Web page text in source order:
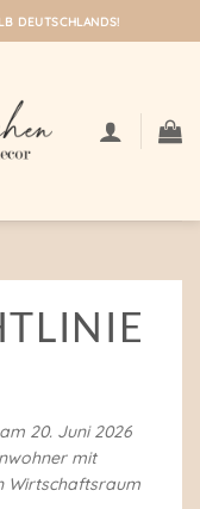
DEUTSCHLANDS!
20. Juni 2026
mit
Wirtschaftsraum